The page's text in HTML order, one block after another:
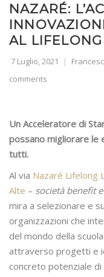
NAZARÉ:
AL
7 Luglio, 2021
comments
Un Acceleratore di
possano migliorare le
tutti.
Al via Nazaré Lifelong
Alte – società benefit
mira a selezionare e
organizzazioni che
del mondo della
attraverso progetti e
concreto potenziale